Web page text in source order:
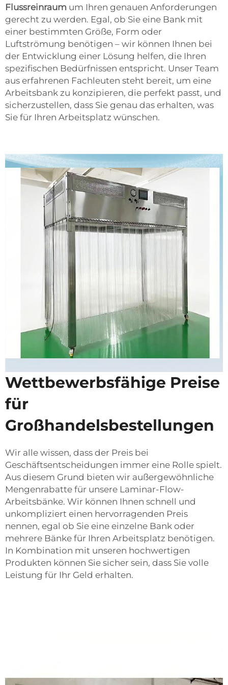
Flussreinraum um Ihren genauen Anforderungen
gerecht zu werden. Egal, ob Sie eine Bank mit
einer bestimmten Größe, Form oder
Luftströmung benötigen – wir können Ihnen bei
der Entwicklung einer Lösung helfen, die Ihren
spezifischen Bedürfnissen entspricht. Unser Team
aus erfahrenen Fachleuten steht bereit, um eine
Arbeitsbank zu konzipieren, die perfekt passt, und
sicherzustellen, dass Sie genau das erhalten, was
Sie für Ihren Arbeitsplatz wünschen.
Wettbewerbsfähige Preise
für
Großhandelsbestellungen
Wir alle wissen, dass der Preis bei
Geschäftsentscheidungen immer eine Rolle spielt.
Aus diesem Grund bieten wir außergewöhnliche
Mengenrabatte für unsere Laminar-Flow-
Arbeitsbänke. Wir können Ihnen schnell und
unkompliziert einen hervorragenden Preis
nennen, egal ob Sie eine einzelne Bank oder
mehrere Bänke für Ihren Arbeitsplatz benötigen.
In Kombination mit unseren hochwertigen
Produkten können Sie sicher sein, dass Sie volle
Leistung für Ihr Geld erhalten.